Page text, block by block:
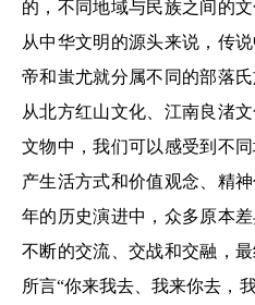
的，不同地域与民族之间的
从中华文明的源头来说，传
帝和蚩尤就分属不同的部落
从北方红山文化、江南良渚
文物中，我们可以感受到不
产生活方式和价值观念、精
年的历史演进中，众多原本
不断的交流、交战和交融，
所言“你来我去、我来你去，